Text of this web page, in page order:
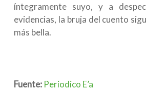
íntegramente suyo, y a
evidencias, la bruja del cuento
más bella.
Fuente: Periodico E’a